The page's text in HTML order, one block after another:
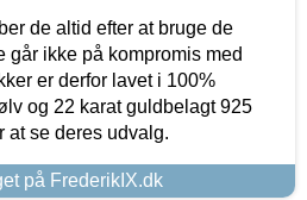
de altid efter at bruge de
går ikke på kompromis med
er derfor lavet i 100%
og 22 karat guldbelagt 925
at se deres udvalg.
på FrederikIX.dk